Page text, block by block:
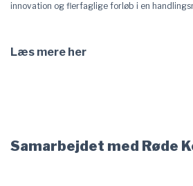
innovation og flerfaglige forløb i en
Læs mere her
Samarbejdet med Røde